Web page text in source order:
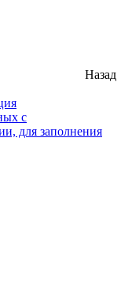
Назад
с
для заполнения